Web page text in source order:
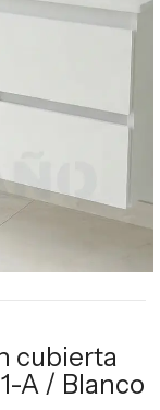
cubierta
A / Blanco